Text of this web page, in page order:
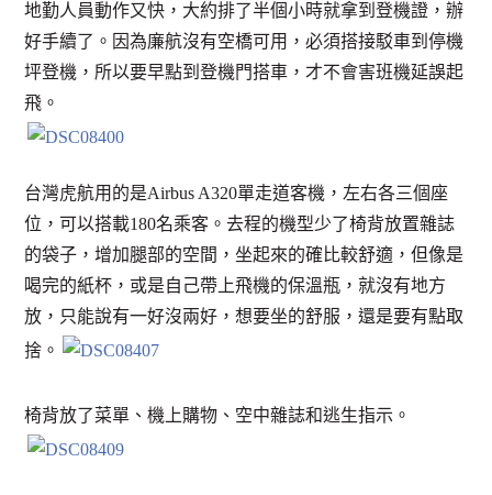
地勤人員動作又快，大約排了半個小時就拿到登機證，辦
好手續了。因為廉航沒有空橋可用，必須搭接駁車到停機
坪登機，所以要早點到登機門搭車，才不會害班機延誤起
飛。
台灣虎航用的是Airbus A320單走道客機，左右各三個座
位，可以搭載180名乘客。去程的機型少了椅背放置雜誌
的袋子，增加腿部的空間，坐起來的確比較舒適，但像是
喝完的紙杯，或是自己帶上飛機的保溫瓶，就沒有地方
放，只能說有一好沒兩好，想要坐的舒服，還是要有點取
捨。
椅背放了菜單、機上購物、空中雜誌和逃生指示。